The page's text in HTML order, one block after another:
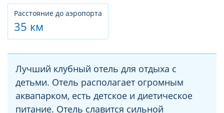
Расстояние до аэропорта
35 км
Лучший клубный отель для отдыха с
детьми. Отель располагает огромным
аквапарком, есть детское и диетическое
питание. Отель славится сильной